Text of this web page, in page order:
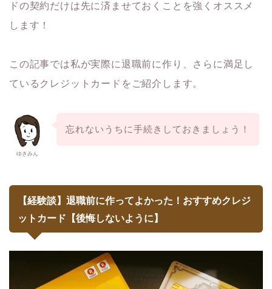
ドの契約だけは先に済ませておくことを強くオススメ
します！
この記事では私が実際に退職前に作り、さらに満足し
ているクレジットカードをご紹介します。
ゆきみん
忘れないうちに手続きしておきましょう！
【経験談】退職前に作ってよかった！おすすめクレジ
ットカード【後悔しないように】